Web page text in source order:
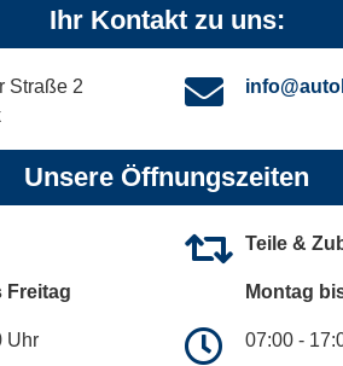
Ihr Kontakt zu uns:
Straße 2
Unsere Öffnungszeiten
Freitag
Uhr
Teile &
Montag
07:00 -